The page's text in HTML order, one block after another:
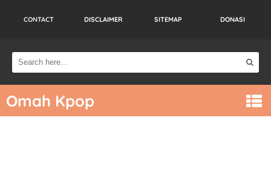
CONTACT DISCLAIMER SITEMAP DONASI
Omah Kpop